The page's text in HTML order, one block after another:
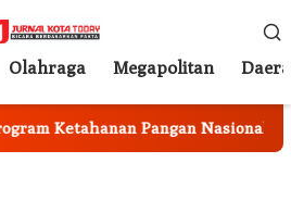
Olahraga Megapolitan
Ketahanan Pangan Nasional,